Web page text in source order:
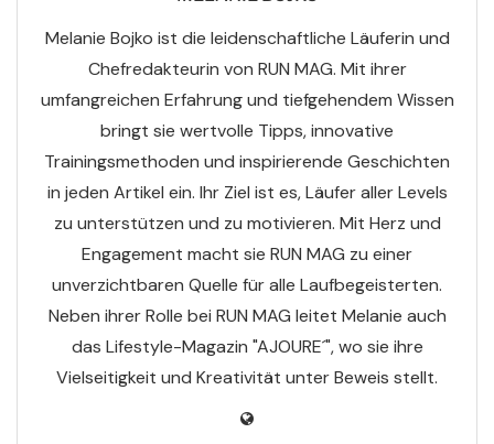
Melanie Bojko ist die leidenschaftliche Läuferin und
Chefredakteurin von RUN MAG. Mit ihrer
umfangreichen Erfahrung und tiefgehendem Wissen
bringt sie wertvolle Tipps, innovative
Trainingsmethoden und inspirierende Geschichten
in jeden Artikel ein. Ihr Ziel ist es, Läufer aller Levels
zu unterstützen und zu motivieren. Mit Herz und
Engagement macht sie RUN MAG zu einer
unverzichtbaren Quelle für alle Laufbegeisterten.
Neben ihrer Rolle bei RUN MAG leitet Melanie auch
das Lifestyle-Magazin "AJOURE´", wo sie ihre
Vielseitigkeit und Kreativität unter Beweis stellt.